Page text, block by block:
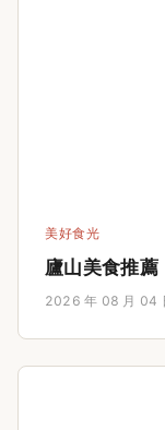
美好食光
廬山美食推
2026 年 08 月 04